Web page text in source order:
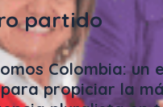
partido
Colombia: un
propiciar la